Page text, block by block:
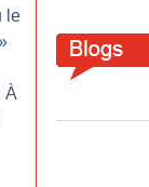
le
À